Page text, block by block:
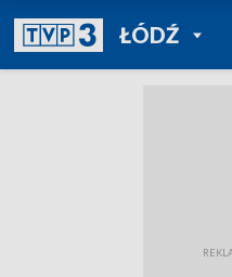
ŁÓDŹPOWRÓT
TVP